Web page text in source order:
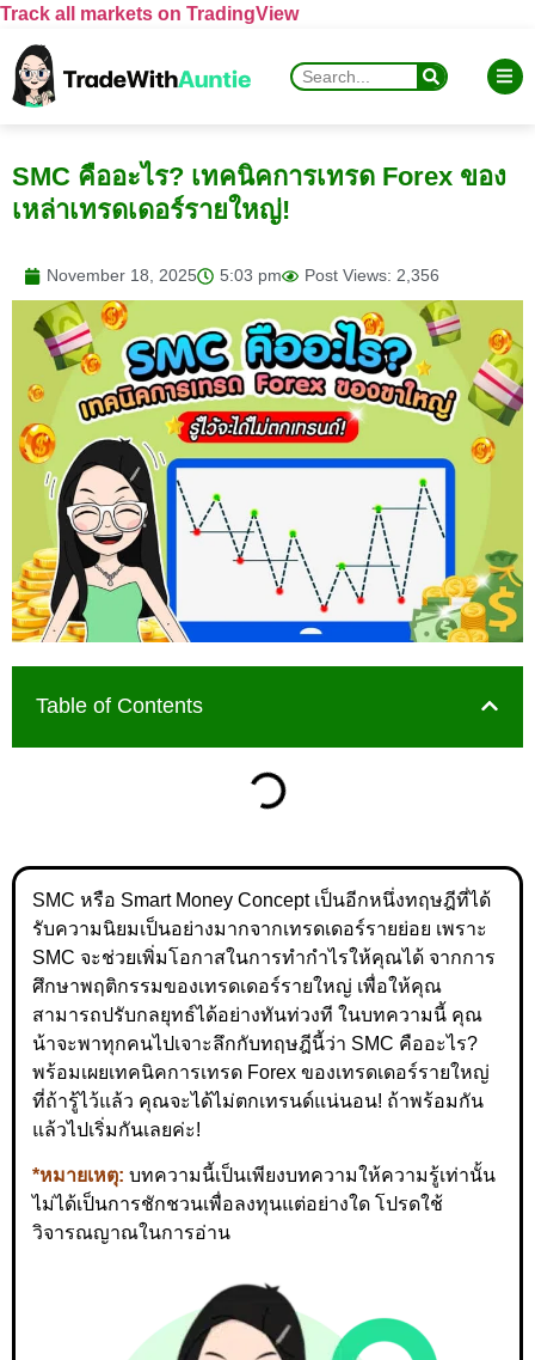
Track all markets on TradingView
SMC คืออะไร? เทคนิคการเทรด Forex ของ
เหล่าเทรดเดอร์รายใหญ่!
November 18, 2025 5:03 pm Post Views: 2,356
Table of Contents
SMC หรือ Smart Money Concept เป็นอีกหนึ่งทฤษฎีที่ได้
รับความนิยมเป็นอย่างมากจากเทรดเดอร์รายย่อย เพราะ
SMC จะช่วยเพิ่มโอกาสในการทำกำไรให้คุณได้ จากการ
ศึกษาพฤติกรรมของเทรดเดอร์รายใหญ่ เพื่อให้คุณ
สามารถปรับกลยุทธ์ได้อย่างทันท่วงที ในบทความนี้ คุณ
น้าจะพาทุกคนไปเจาะลึกกับทฤษฎีนี้ว่า SMC คืออะไร?
พร้อมเผยเทคนิคการเทรด Forex ของเทรดเดอร์รายใหญ่
ที่ถ้ารู้ไว้แล้ว คุณจะได้ไม่ตกเทรนด์แน่นอน! ถ้าพร้อมกัน
แล้วไปเริ่มกันเลยค่ะ!
*หมายเหตุ: บทความนี้เป็นเพียงบทความให้ความรู้เท่านั้น
ไม่ได้เป็นการชักชวนเพื่อลงทุนแต่อย่างใด โปรดใช้
วิจารณญาณในการอ่าน